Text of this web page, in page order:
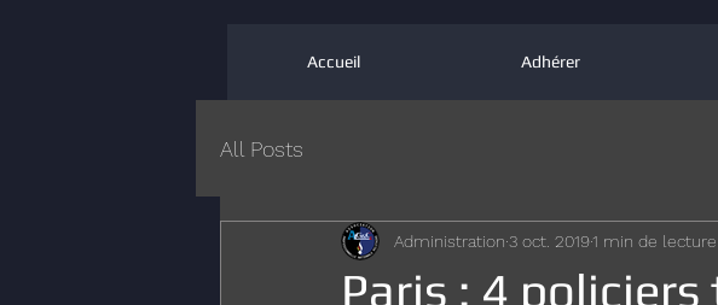
Accueil Adhérer
All Posts
Paris : 4 policiers
Administration 3 oct. 20191 min de lecture